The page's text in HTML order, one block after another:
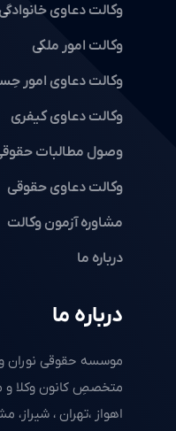
درباره ما
موسسه حقوقی نوران
متخصصِ کانون وکلا و
اهواز ،تهران ، شیراز،
وکالت دعاوی خانوادگی
وکالت امور ملکی
وکالت دعاوی امور
وکالت دعاوی کیفری
وصول مطالبات
وکالت دعاوی حقوقی
مشاوره آزمون وکالت
درباره ما